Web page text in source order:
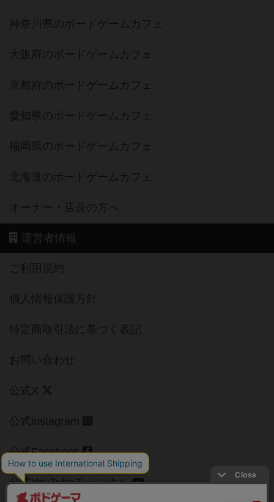
神奈川県のボードゲームカフェ
大阪府のボードゲームカフェ
京都府のボードゲームカフェ
愛知県のボードゲームカフェ
福岡県のボードゲームカフェ
北海道のボードゲームカフェ
オーナー・店長の方へ
運営者情報
ご利用規約
個人情報保護方針
特定商取引法に基づく表記
お問い合わせ
公式X
公式instagram
公式Facebook
公式YouTubeチャンネル